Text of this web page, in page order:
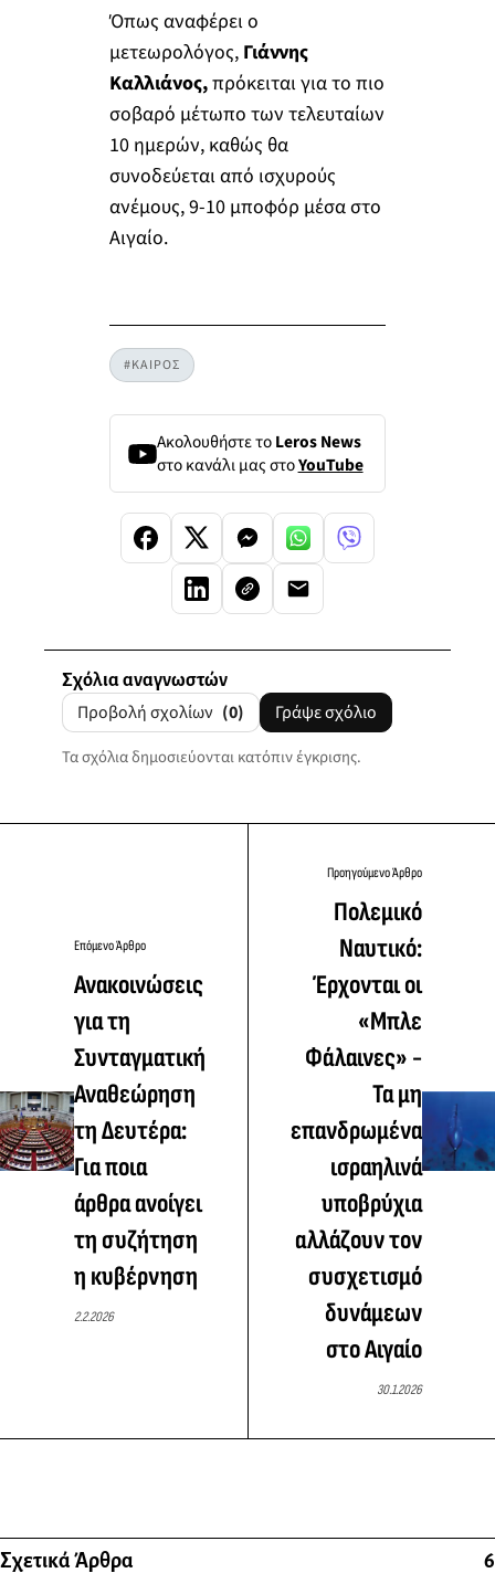
Όπως αναφέρει ο
μετεωρολόγος, Γιάννης
Καλλιάνος,πρόκειται για το πιο
σοβαρό μέτωπο των τελευταίων
10 ημερών, καθώς θα
συνοδεύεται από ισχυρούς
ανέμους, 9-10 μποφόρ μέσα στο
Αιγαίο.
#ΚΑΙΡΟΣ
Ακολουθήστε τοLeros News
στο κανάλι μας στοYouTube
Σχόλια αναγνωστών
Προβολή σχολίων (0) Γράψε σχόλιο
Τα σχόλια δημοσιεύονται κατόπιν έγκρισης.
Επόμενο Άρθρο
Ανακοινώσεις
για τη
Συνταγματική
Αναθεώρηση
τη Δευτέρα:
Για ποια
άρθρα ανοίγει
τη συζήτηση
η κυβέρνηση
2.2.2026
Προηγούμενο Άρθρο
Πολεμικό
Ναυτικό:
Έρχονται οι
«Μπλε
Φάλαινες» -
Τα μη
επανδρωμένα
ισραηλινά
υποβρύχια
αλλάζουν τον
συσχετισμό
δυνάμεων
στο Αιγαίο
30.1.2026
Σχετικά Άρθρα 6